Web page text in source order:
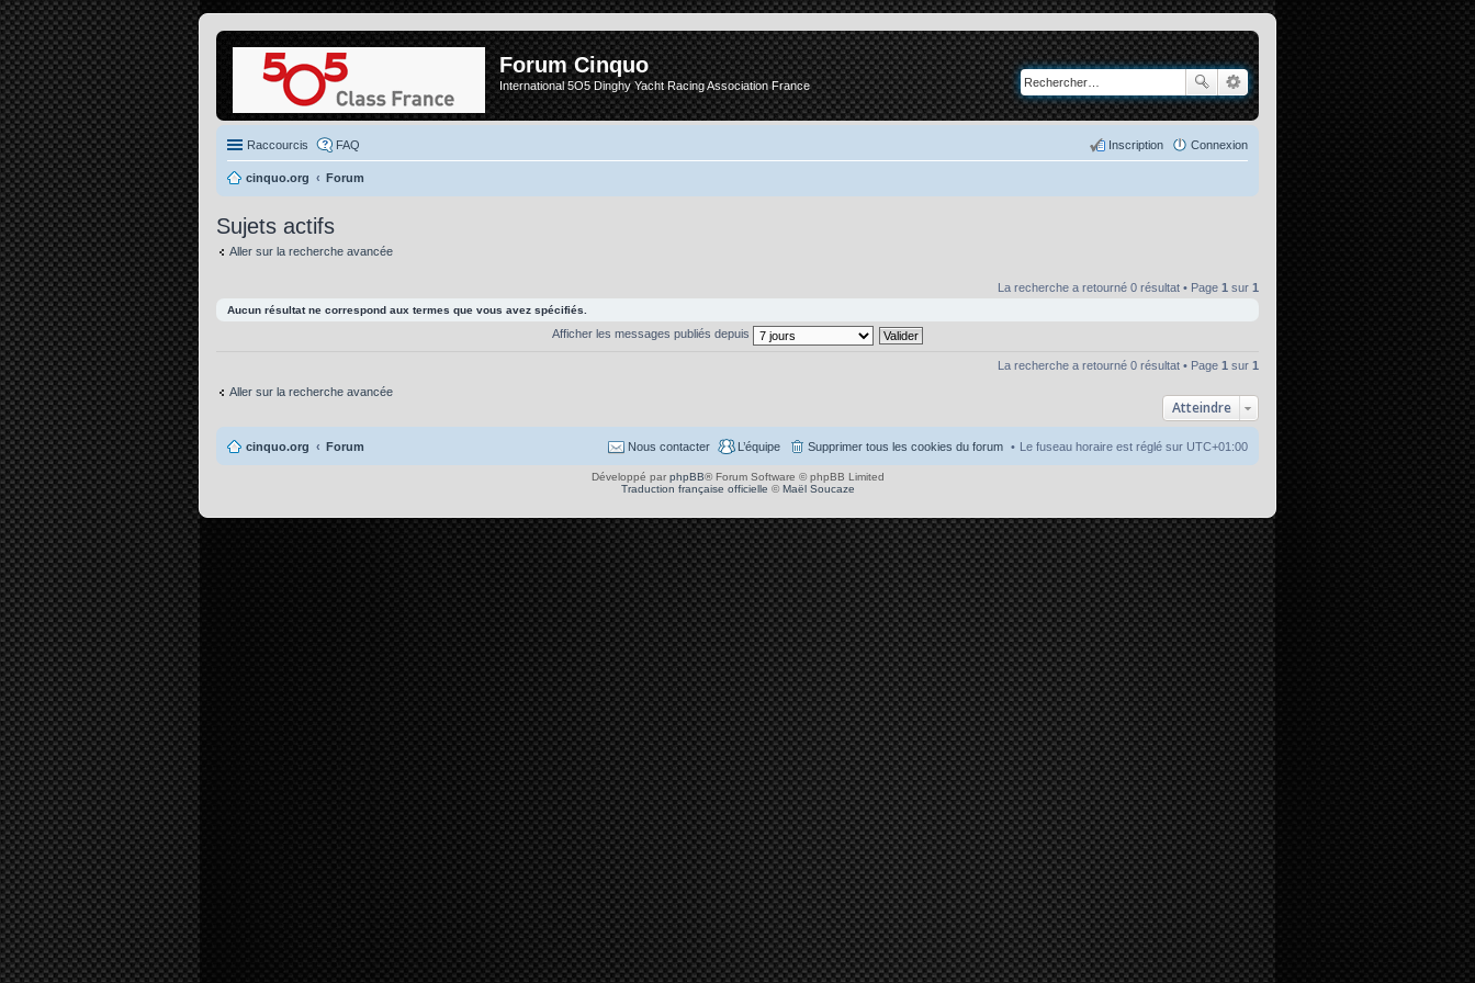
Forum Cinquo
International 5O5 Dinghy Yacht Racing Association France
Raccourcis FAQ Connexion
Inscription
cinquo.org Forum
Sujets actifs
Aller sur la recherche avancée
La recherche a retourné 0 résultat • Page 1 sur 1
Aucun résultat ne correspond aux termes que vous avez spécifiés.
Afficher les messages publiés depuis
La recherche a retourné 0 résultat • Page 1 sur 1
Aller sur la recherche avancée
Atteindre
cinquo.org Forum Le fuseau horaire est réglé sur UTC+01:00
Supprimer tous les cookies du forum
L’équipe
Nous contacter
Développé par phpBB® Forum Software © phpBB Limited
Traduction française officielle ©Maël Soucaze